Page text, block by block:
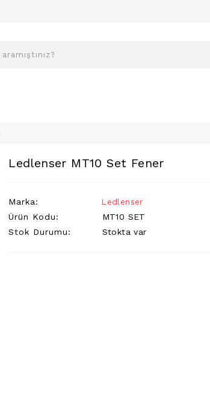
Ledlenser MT10 Set Fener
Marka:
Ledlenser
Ürün Kodu:
MT10 SET
Stok Durumu:
Stokta var